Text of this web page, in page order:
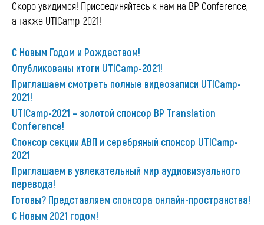
Скоро увидимся! Присоединяйтесь к нам на BP Conference,
а также UTICamp-2021!
С Новым Годом и Рождеством!
Опубликованы итоги UTICamp-2021!
Приглашаем смотреть полные видеозаписи UTICamp-
2021!
UTICamp-2021 – золотой спонсор BP Translation
Conference!
Спонсор секции АВП и серебряный спонсор UTICamp-
2021
Приглашаем в увлекательный мир аудиовизуального
перевода!
Готовы? Представляем спонсора онлайн-пространства!
С Новым 2021 годом!